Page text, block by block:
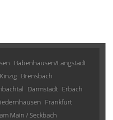
Babenhausen/Langstadt
Brensbach
Darmstadt Erbach
Frankfurt
Main / Seckbach